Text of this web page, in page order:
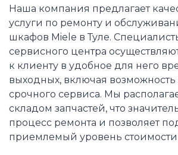
Наша компания предлагает
услуги по ремонту и
шкафов Miele в Туле.
сервисного центра
к клиенту в удобное для него
выходных, включая возможность
срочного сервиса. Мы
складом запчастей, что
процесс ремонта и позволяет
приемлемый уровень стоимости